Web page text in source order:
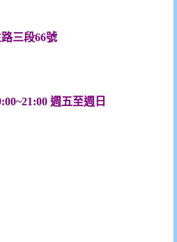
三段66號
週五至週日